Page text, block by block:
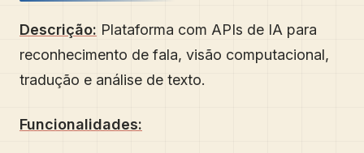
Descrição: Plataforma com APIs de IA para
reconhecimento de fala, visão computacional,
tradução e análise de texto.
Funcionalidades: